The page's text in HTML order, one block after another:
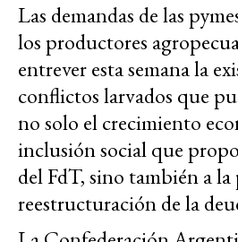
Las demandas de las
los productores
entrever esta semana la
conflictos larvados que
no solo el crecimiento
inclusión social que
del FdT, sino también a
reestructuración de la